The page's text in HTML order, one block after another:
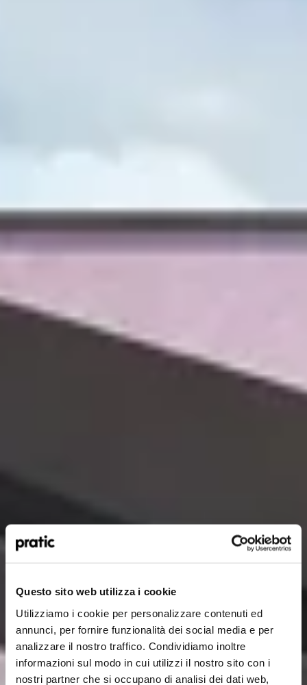
Questo sito web utilizza i cookie
Utilizziamo i cookie per personalizzare contenuti ed
annunci, per fornire funzionalità dei social media e per
analizzare il nostro traffico. Condividiamo inoltre
informazioni sul modo in cui utilizzi il nostro sito con i
nostri partner che si occupano di analisi dei dati web,
Quel est le profil qui vous correspond le mieux
HoReCa
Concepteur/Planificateur
Particulier